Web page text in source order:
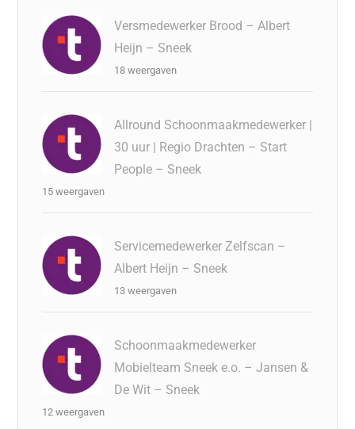
Versmedewerker Brood – Albert
Heijn – Sneek
18 weergaven
Allround Schoonmaakmedewerker |
30 uur | Regio Drachten – Start
People – Sneek
15 weergaven
Servicemedewerker Zelfscan –
Albert Heijn – Sneek
13 weergaven
Schoonmaakmedewerker
Mobielteam Sneek e.o. – Jansen &
De Wit – Sneek
12 weergaven